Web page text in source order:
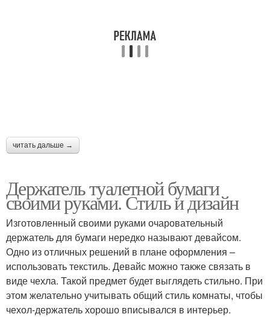
читать дальше →
Держатель туалетной бумаги
своими руками. Стиль и дизайн
Изготовленный своими руками очаровательный
держатель для бумаги нередко называют девайсом.
Одно из отличных решений в плане оформления –
использовать текстиль. Девайс можно также связать в
виде чехла. Такой предмет будет выглядеть стильно. При
этом желательно учитывать общий стиль комнаты, чтобы
чехол-держатель хорошо вписывался в интерьер.